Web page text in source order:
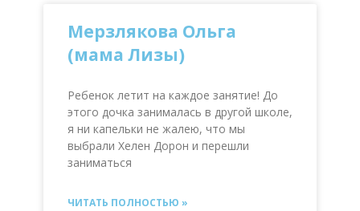
Мерзлякова Ольга
(мама Лизы)
Ребенок летит на каждое занятие! До
этого дочка занималась в другой школе,
я ни капельки не жалею, что мы
выбрали Хелен Дорон и перешли
заниматься
ЧИТАТЬ ПОЛНОСТЬЮ »